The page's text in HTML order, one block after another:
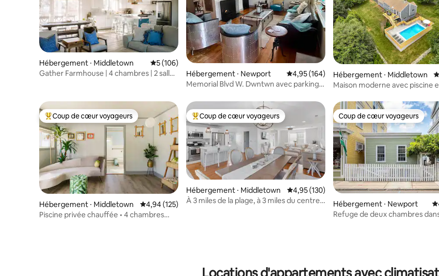
Hébergement ⋅ Middletown Évaluation moyenne sur la base de 106 commentaires : 5 sur 5
5 (106)
Gather Farmhouse | 4 chambres | 2 salles
Hébergement ⋅ Newport Évaluation moyenne sur la base de 164
4,95 (164)
Memorial Blvd W. Dwntwn avec parking
Hébergement ⋅ Middletown
Maison moderne avec piscine
Coups de cœur voyageurs les plus appréciés
Coup de cœur voyageurs
Hébergement ⋅ Middletown Évaluation moyenne sur la base de 125 commentaires : 4,94 sur 5
4,94 (125)
Piscine privée chauffée • 4 chambres
Coups de cœur voyageurs les plus appréciés
Coup de cœur voyageurs
Hébergement ⋅ Middletown Évaluation moyenne sur la base de 130
4,95 (130)
À 3 miles de la plage, à 3 miles du centre-
Coup de cœur voyageurs
Coup de cœur voyageurs
Hébergement ⋅ Newport
Refuge de deux chambres